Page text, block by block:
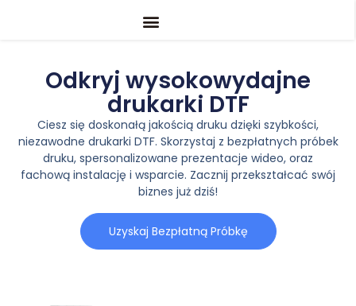
Odkryj wysokowydajne
drukarki DTF
Ciesz się doskonałą jakością druku dzięki szybkości,
niezawodne drukarki DTF. Skorzystaj z bezpłatnych próbek
druku, spersonalizowane prezentacje wideo, oraz
fachową instalację i wsparcie. Zacznij przekształcać swój
biznes już dziś!
Uzyskaj Bezpłatną Próbkę